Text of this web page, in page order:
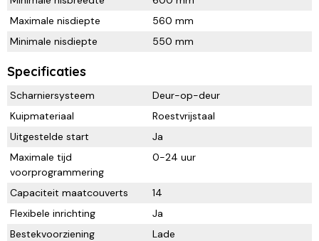
Maximale nisdiepte
560 mm
Minimale nisdiepte
550 mm
Specificaties
Scharniersysteem
Deur-op-deur
Kuipmateriaal
Roestvrijstaal
Uitgestelde start
Ja
Maximale tijd
voorprogrammering
0-24 uur
Capaciteit maatcouverts
14
Flexibele inrichting
Ja
Bestekvoorziening
Lade